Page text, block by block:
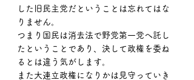
した旧民主党だということは忘れてはな
りません。
つまり国民は消去法で野党第一党へ託し
たということであり、決して政権を委ね
るとは違う気がします。
また大連立政権になりかは見守っていき